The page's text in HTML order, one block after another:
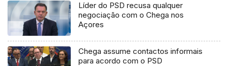
Líder do PSD recusa qualquer
negociação com o Chega nos
Açores
Chega assume contactos informais
para acordo com o PSD